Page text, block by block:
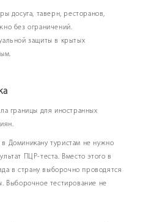
досуга, таверн, ресторанов,
без ограничений.
защиты в крытых
границы для иностранных
Доминикану туристам не нужно
ПЦР-теста. Вместо этого в
в страну выборочно проводятся
Выборочное тестирование не